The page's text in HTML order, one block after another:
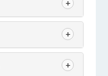
+
+
+